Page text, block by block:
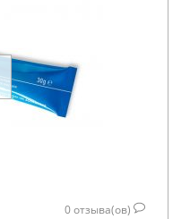
0отзыва(ов)